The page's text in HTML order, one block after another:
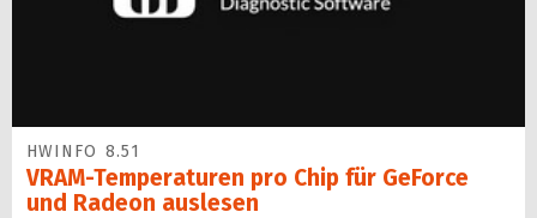
HWINFO 8.51
VRAM-Temperaturen pro Chip für GeForce
und Radeon auslesen